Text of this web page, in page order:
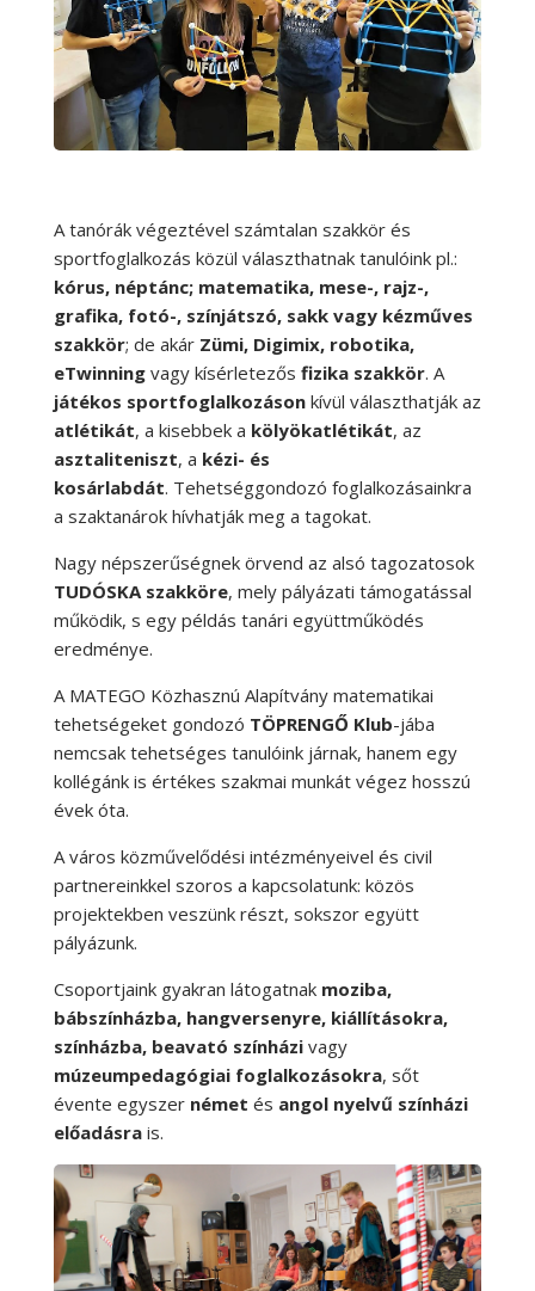
​​​​​​​A tanórák végeztével számtalan szakkör és
sportfoglalkozás közül választhatnak tanulóink pl.:
kórus, néptánc; matematika, mese-, rajz-,
grafika, fotó-, színjátszó, sakk vagy kézműves
szakkör; de akár Zümi, Digimix, robotika,
eTwinning vagy kísérletezős fizika szakkör. A
játékos sportfoglalkozáson kívül választhatják az
atlétikát, a kisebbek a kölyökatlétikát, az
asztaliteniszt, a kézi- és
kosárlabdát. Tehetséggondozó foglalkozásainkra
a szaktanárok hívhatják meg a tagokat.
Nagy népszerűségnek örvend az alsó tagozatosok
TUDÓSKA szakköre, mely pályázati támogatással
működik, s egy példás tanári együttműködés
eredménye.
A MATEGO Közhasznú Alapítvány matematikai
tehetségeket gondozó TÖPRENGŐ Klub-jába
nemcsak tehetséges tanulóink járnak, hanem egy
kollégánk is értékes szakmai munkát végez hosszú
évek óta.
A város közművelődési intézményeivel és civil
partnereinkkel szoros a kapcsolatunk: közös
projektekben veszünk részt, sokszor együtt
pályázunk.
Csoportjaink gyakran látogatnak moziba,
bábszínházba, hangversenyre, kiállításokra,
színházba, beavató színházi vagy
múzeumpedagógiai foglalkozásokra, sőt
évente egyszer német és angol nyelvű színházi
előadásra is.